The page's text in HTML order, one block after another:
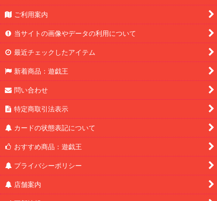
ご利用案内
当サイトの画像やデータの利用について
最近チェックしたアイテム
新着商品：遊戯王
問い合わせ
特定商取引法表示
カードの状態表記について
おすすめ商品：遊戯王
プライバシーポリシー
店舗案内